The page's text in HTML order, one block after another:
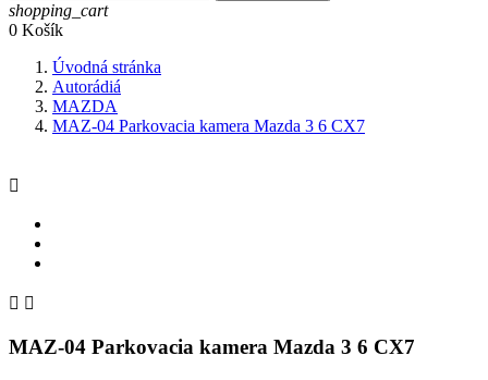
shopping_cart
0 Košík
Úvodná stránka
Autorádiá
MAZDA
MAZ-04 Parkovacia kamera Mazda 3 6 CX7

 
MAZ-04 Parkovacia kamera Mazda 3 6 CX7